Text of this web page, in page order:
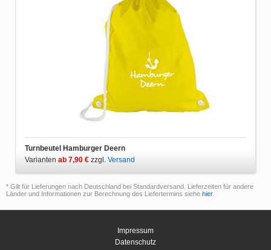
Turnbeutel Hamburger Deern
Varianten ab 7,90 € zzgl. Versand
* Gilt für Lieferungen nach Deutschland bei Standardversand. Lieferzeiten für andere
Länder und Informationen zur Berechnung des Liefertermins siehe hier.
Impressum
Datenschutz